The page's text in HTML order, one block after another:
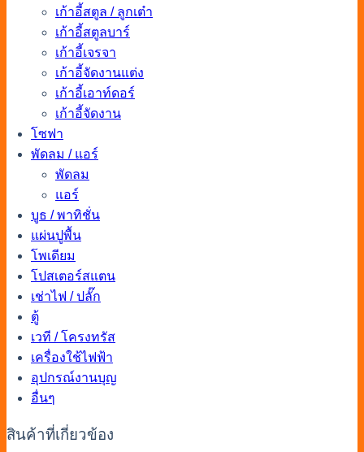
เก้าอี้สตูล / ลูกเต๋า
เก้าอี้สตูลบาร์
เก้าอี้เจรจา
เก้าอี้จัดงานแต่ง
เก้าอี้เอาท์ดอร์
เก้าอี้จัดงาน
โซฟา
พัดลม / แอร์
พัดลม
แอร์
บูธ / พาทิชั่น
แผ่นปูพื้น
โพเดียม
โปสเตอร์สแตน
เช่าไฟ / ปลั๊ก
ตู้
เวที / โครงทรัส
เครื่องใช้ไฟฟ้า
อุปกรณ์งานบุญ
อื่นๆ
สินค้าที่เกี่ยวข้อง